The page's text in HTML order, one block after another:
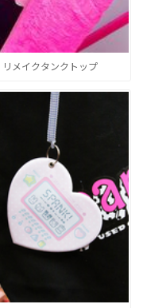
リメイクタンクトップ